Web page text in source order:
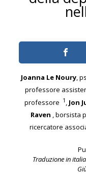
Joanna Le Noury,
professore
professore 1 , Jon
Raven , borsista
ricercatore
Traduzione in